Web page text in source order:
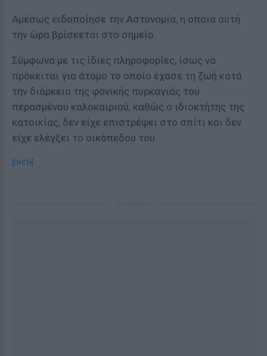
Αμέσως ειδοποίησε την Αστυνομία, η οποία αυτή
την ώρα βρίσκεται στο σημείο.
Σύμφωνα με τις ίδιες πληροφορίες, ίσως να
πρόκειται για άτομο το οποίο έχασε τη ζωή κατά
την διάρκεια της φονικής πυρκαγιάς του
περασμένου καλοκαιριού, καθώς ο ιδιοκτήτης της
κατοικίας, δεν είχε επιστρέψει στο σπίτι και δεν
είχε ελέγξει το οικόπεδου του.
[ΠΗΓΗ]